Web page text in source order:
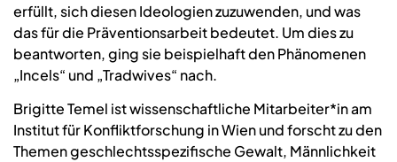
erfüllt, sich diesen Ideologien zuzuwenden, und was
das für die Präventionsarbeit bedeutet. Um dies zu
beantworten, ging sie beispielhaft den Phänomenen
„Incels“ und „Tradwives“ nach.
Brigitte Temel ist wissenschaftliche Mitarbeiter*in am
Institut für Konfliktforschung in Wien und forscht zu den
Themen geschlechtsspezifische Gewalt, Männlichkeit